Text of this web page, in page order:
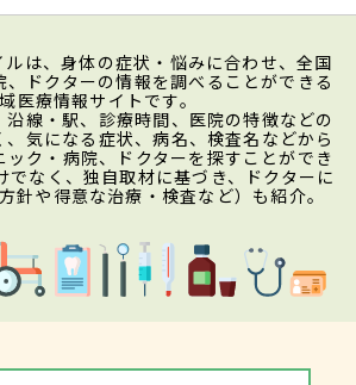
ルは、身体の症状・悩みに合わせ、全国
ドクターの情報を調べることができる
医療情報サイトです。
線・駅、診療時間、医院の特徴などの
気になる症状、病名、検査名などから
ク・病院、ドクターを探すことができ
でなく、独自取材に基づき、ドクターに
針や得意な治療・検査など）も紹介。